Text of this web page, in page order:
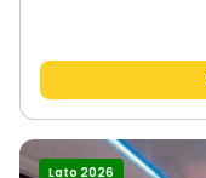
Lato 2026